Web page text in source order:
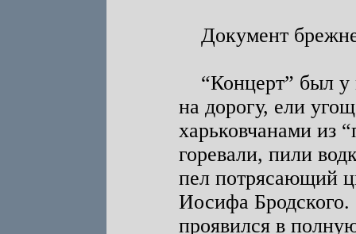
Документ
“Концерт” был у
на дорогу, ели
харьковчанами из
горевали, пили
пел потрясающий
Иосифа Бродского.
проявился в